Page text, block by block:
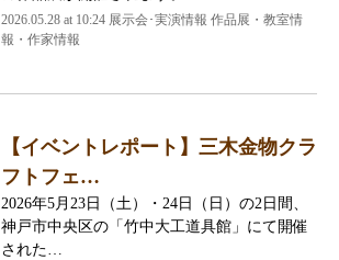
2026.05.28 at 10:24 展示会･実演情報 作品展・教室情
報・作家情報
【イベントレポート】三木金物クラ
フトフェ…
2026年5月23日（土）・24日（日）の2日間、
神戸市中央区の「竹中大工道具館」にて開催
された…